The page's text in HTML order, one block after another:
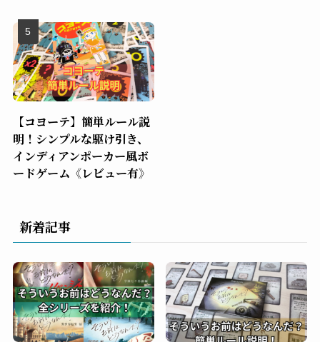
【コヨーテ】簡単ルール説
明！シンプルな駆け引き、
インディアンポーカー風ボ
ードゲーム《レビュー有》
新着記事